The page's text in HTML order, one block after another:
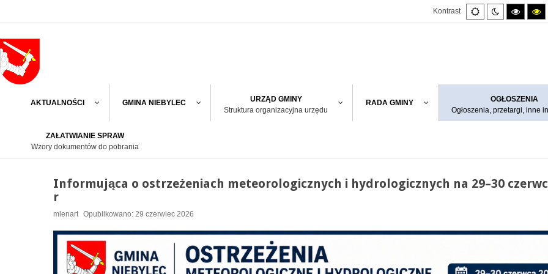
Kontrast
Default
mode
Night
mode
High
AKTUALNOŚCI GMINA NIEBYLEC
URZĄD GMINY
Struktura organizacyjna urzędu
RADA GMINY
OGŁOSZENIA
Ogłoszenia, przetargi, inne
ZAŁATWIANIE SPRAW
Wzory dokumentów do pobrania
Informująca o ostrzeżeniach meteorologicznych i hydrologicznych na 29–30
r
mlenart Opublikowano: 29 czerwiec 2026